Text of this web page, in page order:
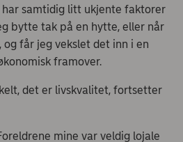
har samtidig litt ukjente faktorer
bytte tak på en hytte, eller når
får jeg vekslet det inn i en
framover.
det er livskvalitet, fortsetter
mine var veldig lojale